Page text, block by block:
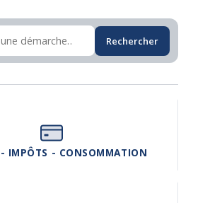
Rechercher
IMPÔTS - CONSOMMATION